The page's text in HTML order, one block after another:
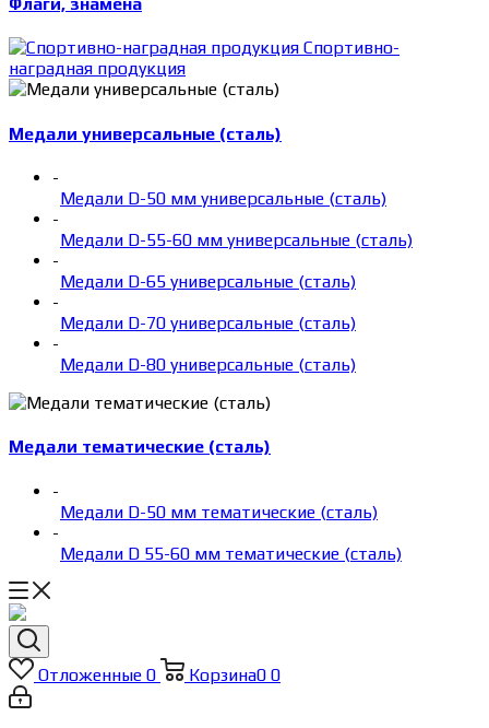
Спортивно-
наградная продукция
Медали универсальные (сталь)
-
Медали D-50 мм универсальные (сталь)
-
Медали D-55-60 мм универсальные (сталь)
-
Медали D-65 универсальные (сталь)
-
Медали D-70 универсальные (сталь)
-
Медали D-80 универсальные (сталь)
Медали тематические (сталь)
-
Медали D-50 мм тематические (сталь)
-
Медали D 55-60 мм тематические (сталь)
Отложенные 0 Корзина0 0